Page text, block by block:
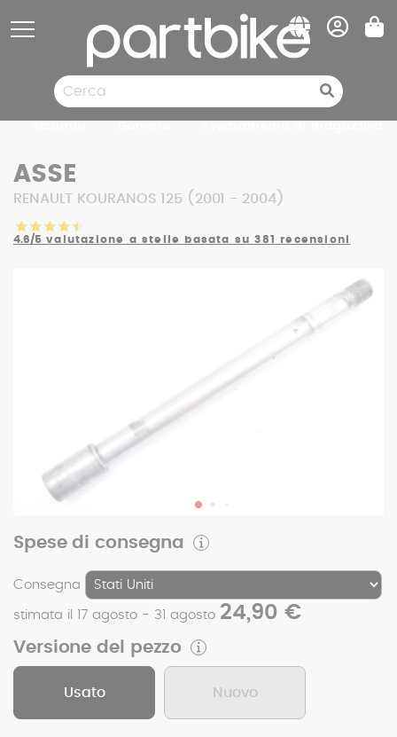
ASSE
RENAULT KOURANOS 125 (2001 - 2004)
4.6/5 valutazione a stelle basata su 381 recensioni
Spese di consegna
Consegna
stimata il 17 agosto - 31 agosto 24,90 €
Versione del pezzo
Usato Nuovo